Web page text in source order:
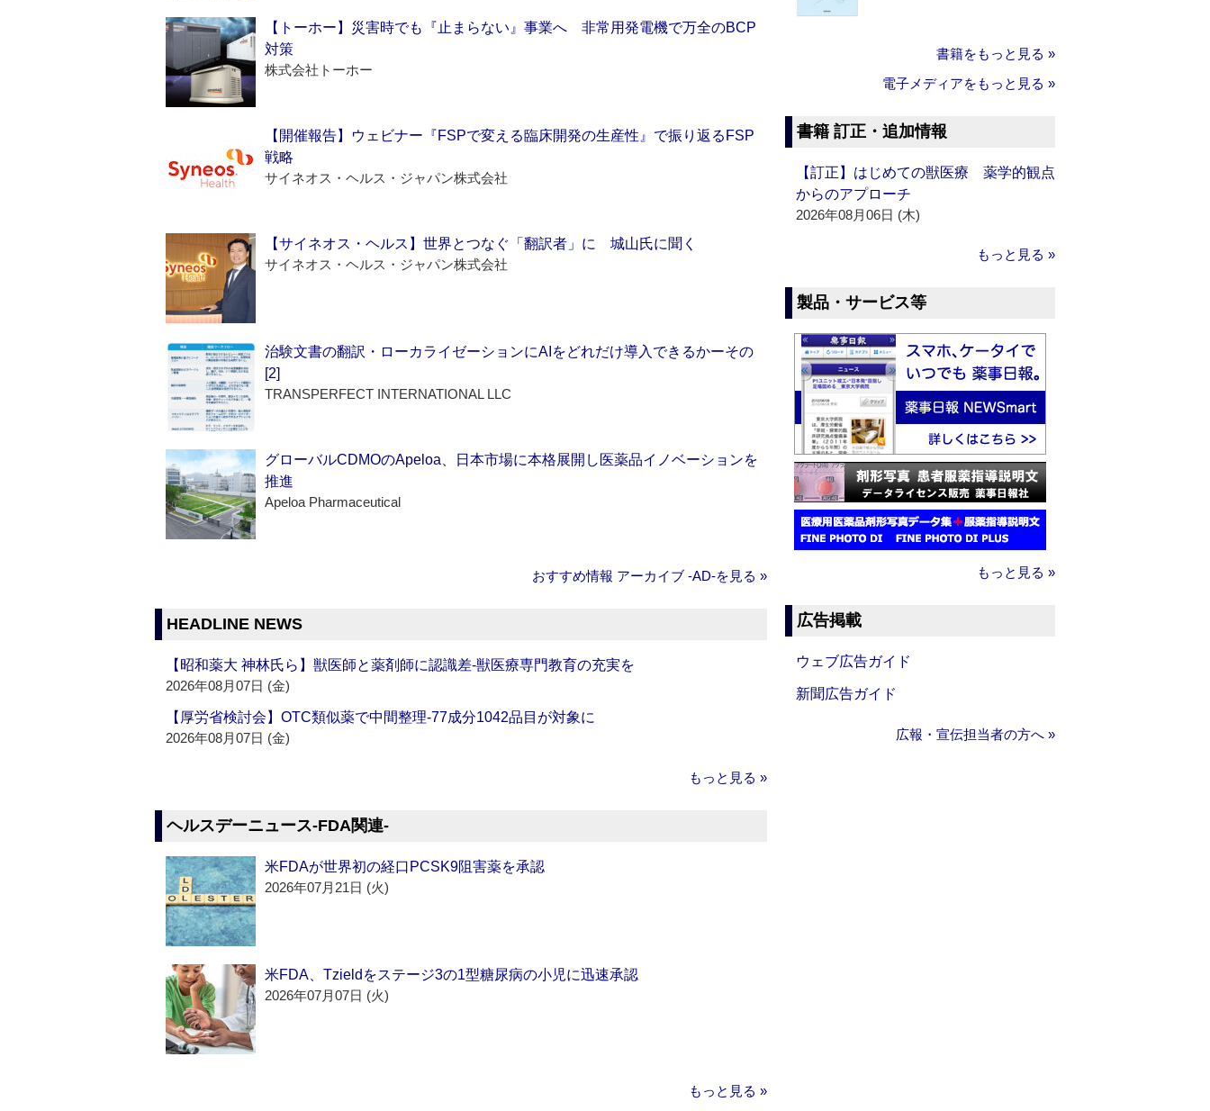
【トーホー】災害時でも『止まらない』事業へ 非常用発電機で万全のBCP
対策
株式会社トーホー
【開催報告】ウェビナー『FSPで変える臨床開発の生産性』で振り返るFSP
戦略
サイネオス・ヘルス・ジャパン株式会社
【サイネオス・ヘルス】世界とつなぐ「翻訳者」に 城山氏に聞く
サイネオス・ヘルス・ジャパン株式会社
治験文書の翻訳・ローカライゼーションにAIをどれだけ導入できるかーその
[2]
TRANSPERFECT INTERNATIONAL LLC
グローバルCDMOのApeloa、日本市場に本格展開し医薬品イノベーションを
推進
Apeloa Pharmaceutical
おすすめ情報 アーカイブ ‐AD‐を見る »
HEADLINE NEWS
【昭和薬大 神林氏ら】獣医師と薬剤師に認識差‐獣医療専門教育の充実を
2026年08月07日 (金)
【厚労省検討会】OTC類似薬で中間整理‐77成分1042品目が対象に
2026年08月07日 (金)
もっと見る »
ヘルスデーニュース‐FDA関連‐
米FDAが世界初の経口PCSK9阻害薬を承認
2026年07月21日 (火)
米FDA、Tzieldをステージ3の1型糖尿病の小児に迅速承認
2026年07月07日 (火)
もっと見る »
書籍をもっと見る »
電子メディアをもっと見る »
書籍 訂正・追加情報
【訂正】はじめての獣医療 薬学的観点
からのアプローチ
2026年08月06日 (木)
もっと見る »
製品・サービス等
もっと見る »
広告掲載
ウェブ広告ガイド
新聞広告ガイド
広報・宣伝担当者の方へ »